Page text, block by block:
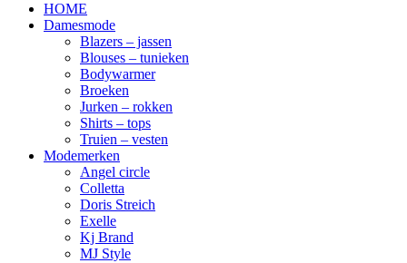
HOME
Damesmode
Blazers – jassen
Blouses – tunieken
Bodywarmer
Broeken
Jurken – rokken
Shirts – tops
Truien – vesten
Modemerken
Angel circle
Colletta
Doris Streich
Exelle
Kj Brand
MJ Style